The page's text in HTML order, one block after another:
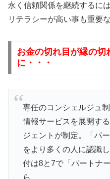
永く信頼関係を継続するに
リテラシーが高い事も重要
お金の切れ目が縁の切
に・・・
専任のコンシェルジュ
情報サービスを展開す
ジェントが制定。「パ
をより多くの人に認識
付は8と7で「パートナ
ら。